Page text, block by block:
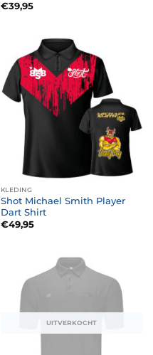
€39,95
KLEDING
Shot Michael Smith Player
Dart Shirt
€49,95
UITVERKOCHT